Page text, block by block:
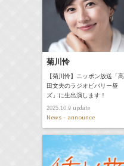
菊川怜
【菊川怜】ニッポン放送「高
田文夫のラジオビバリー昼
ズ」に生出演します！
2025.10.9update
News - announce